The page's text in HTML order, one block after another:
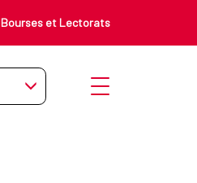
Bourses et Lectorats
Ouvrir le menu